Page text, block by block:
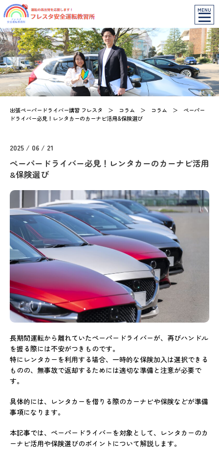
MENU
出張ペーパードライバー講習 フレスタ ＞ コラム ＞ コラム ＞ ペーパー
ドライバー必見！レンタカーのカーナビ活用&保険選び
2025 / 06 / 21
ペーパードライバー必見！レンタカーのカーナビ活用
&保険選び
長期間運転から離れていたペーパードライバーが、再びハンドル
を握る際には不安がつきものです。
特にレンタカーを利用する場合、一時的な保険加入は選択できる
ものの、無事故で返却するためには適切な準備と注意が必要で
す。
具体的には、レンタカーを借りる際のカーナビや保険などが準備
事項になります。
本記事では、ペーパードライバーを対象として、レンタカーのカ
ーナビ活用や保険選びのポイントについて解説します。